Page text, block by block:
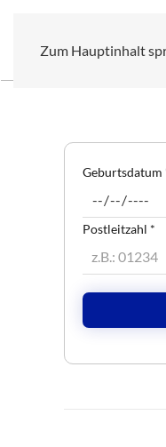
Zum Hauptinhalt
Geburtsdatum
Postleitzahl *